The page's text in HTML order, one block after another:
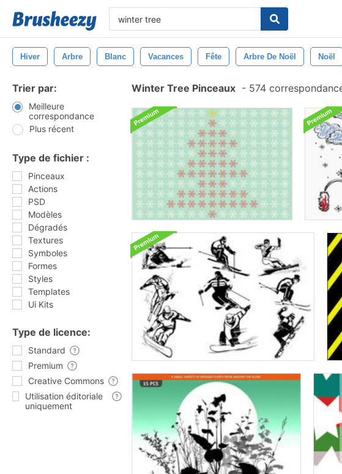
Hiver Arbre Blanc Vacances Fête Arbre De Noël Noël
Trier par:
Meilleure
correspondance
Plus récent
Type de fichier :
Pinceaux
Actions
PSD
Modèles
Dégradés
Textures
Symboles
Formes
Styles
Templates
Ui Kits
Type de licence:
Standard
Premium
Creative Commons
Utilisation éditoriale
uniquement
Winter Tree Pinceaux - 574